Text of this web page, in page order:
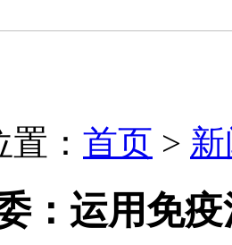
： 首页 >
：运用免